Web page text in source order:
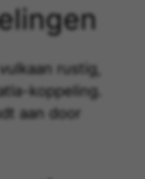
rustig,
koppeling.
aan door